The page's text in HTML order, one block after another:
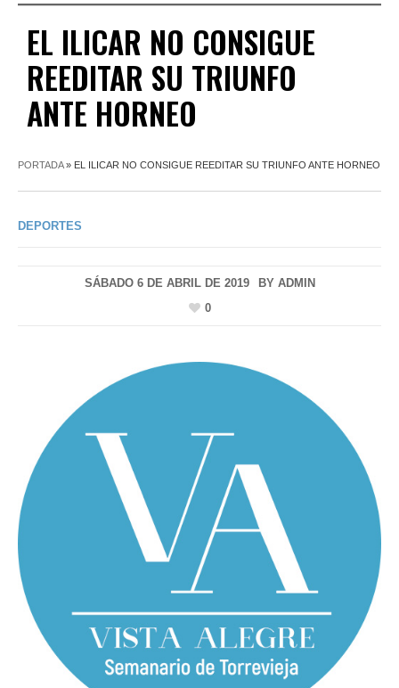
EL ILICAR NO CONSIGUE
REEDITAR SU TRIUNFO
ANTE HORNEO
PORTADA» EL ILICAR NO CONSIGUE REEDITAR SU TRIUNFO ANTE HORNEO
DEPORTES
SÁBADO 6 DE ABRIL DE 2019 BY ADMIN
0